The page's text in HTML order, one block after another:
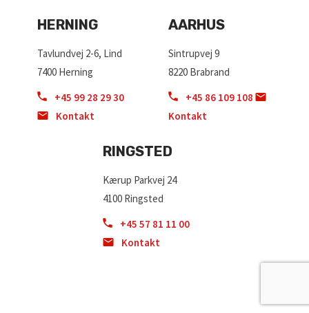
HERNING
Tavlundvej 2-6, Lind
7400 Herning
+45 99 28 29 30
Kontakt
AARHUS
Sintrupvej 9
8220 Brabrand
+45 86 109 108
Kontakt
RINGSTED
Kærup Parkvej 24
4100 Ringsted
+45 57 81 11 00
Kontakt